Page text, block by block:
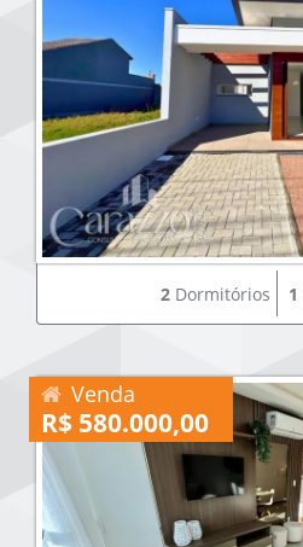
2 Dormitórios 1
Venda
R$ 580.000,00